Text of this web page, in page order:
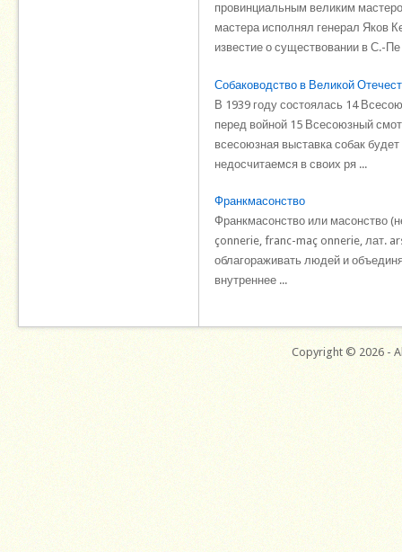
провинциальным великим
мастера исполнял генерал Яков
известие о существовании в С.-Пе
Собаководство в Великой
В 1939 году состоялась 14
перед войной 15 Всесоюзный
всесоюзная выставка собак
недосчитаемся в своих ря ...
Франкмасонство
Франкмасонство или масонство
çonnerie, franc-maç onnerie, лат.
облагораживать людей и
внутреннее ...
Copyright © 2026 -